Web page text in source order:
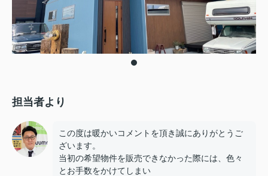
担当者より
この度は暖かいコメントを頂き誠にありがとうご
ざいます。
当初の希望物件を販売できなかった際には、色々
とお手数をかけてしまい